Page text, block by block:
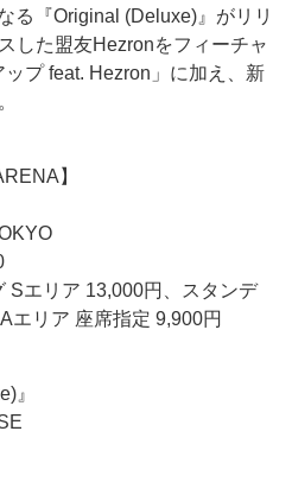
る『Original (Deluxe)』がリリ
した盟友Hezronをフィーチャ
プ feat. Hezron」に加え、新
】
Sエリア 13,000円、スタンデ
エリア 座席指定 9,900円
』